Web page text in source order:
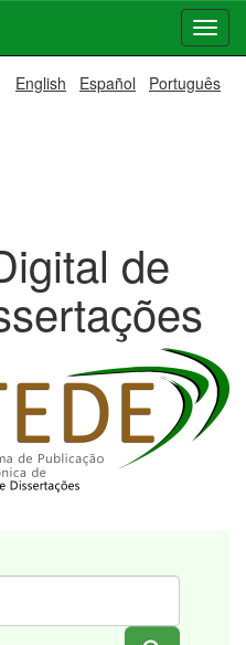
English Español Português
de